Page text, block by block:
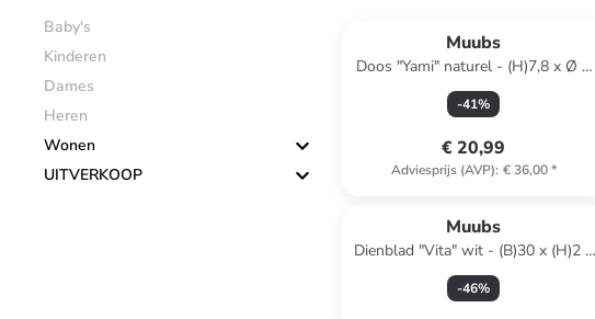
Baby's
Kinderen
Dames
Heren
Wonen
UITVERKOOP
Muubs
Doos "Yami" naturel - (H)7,8 x Ø 8
cm
-41%
€ 20,99
Adviesprijs (AVP): € 36,00*
Muubs
Dienblad "Vita" wit - (B)30 x (H)2 x
(D)12 cm
-46%